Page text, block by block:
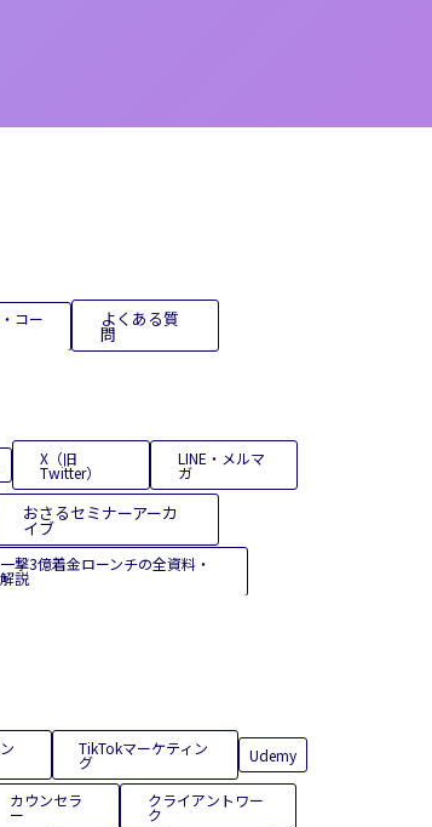
コー よくある質
問
X（旧
Twitter）
LINE・メルマ
ガ
おさるセミナーアーカ
イブ
一撃3億着金ローンチの全資料・
解説
TikTokマーケティン
グ Udemy
カウンセラ
ー
クライアントワー
ク